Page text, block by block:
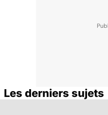
Les derniers sujets